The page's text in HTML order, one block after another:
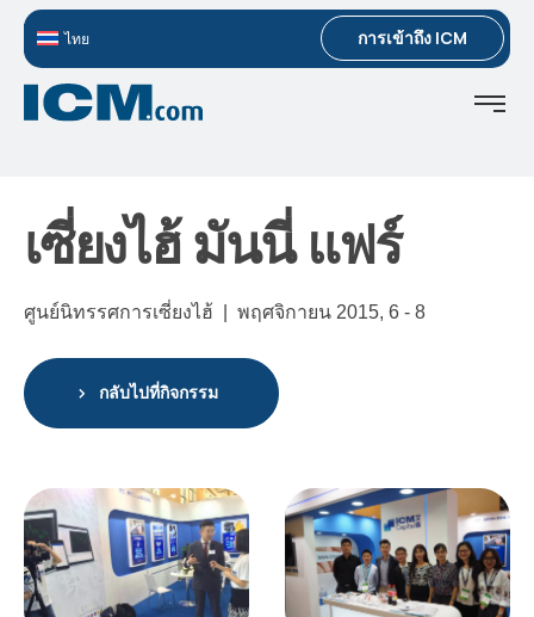
ไทย การเข้าถึง ICM
เซี่ยงไฮ้ มันนี่ แฟร์
ศูนย์นิทรรศการเซี่ยงไฮ้ | พฤศจิกายน 2015, 6 - 8
กลับไปที่กิจกรรม